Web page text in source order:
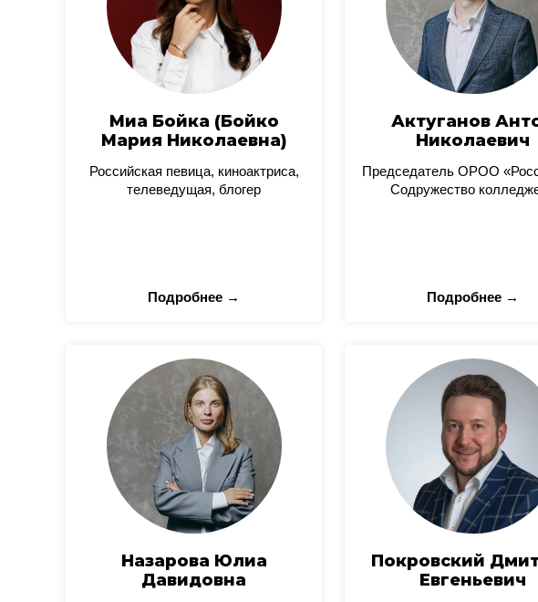
Миа Бойка (Бойко
Мария Николаевна)
Российская певица, киноактриса,
телеведущая, блогер
Подробнее →
Актуганов
Николаевич
Председатель ОРОО
Содружество
Подробнее →
Назарова Юлиа
Давидовна
Покровский
Евгеньевич